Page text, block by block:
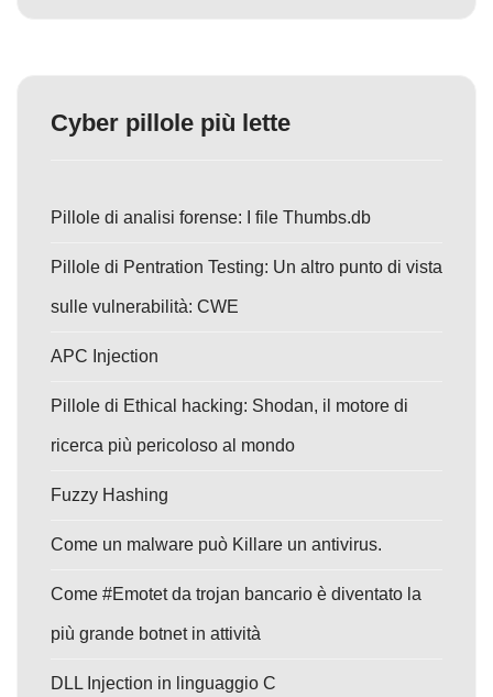
Cyber pillole più lette
Pillole di analisi forense: I file Thumbs.db
Pillole di Pentration Testing: Un altro punto di vista
sulle vulnerabilità: CWE
APC Injection
Pillole di Ethical hacking: Shodan, il motore di
ricerca più pericoloso al mondo
Fuzzy Hashing
Come un malware può Killare un antivirus.
Come #Emotet da trojan bancario è diventato la
più grande botnet in attività
DLL Injection in linguaggio C